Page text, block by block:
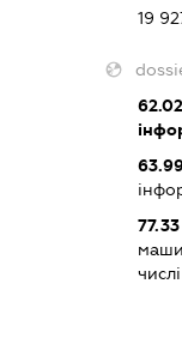
19
62.02
77.33